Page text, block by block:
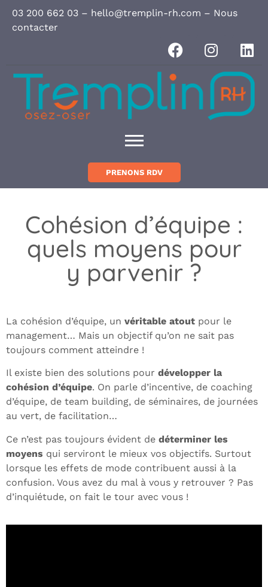
03 200 662 03 – hello@tremplin-rh.com – Nous
contacter
PRENONS RDV
Cohésion d’équipe :
quels moyens pour
y parvenir ?
La cohésion d’équipe, un véritable atout pour le
management… Mais un objectif qu’on ne sait pas
toujours comment atteindre !
Il existe bien des solutions pour développer la
cohésion d’équipe. On parle d’incentive, de coaching
d’équipe, de team building, de séminaires, de journées
au vert, de facilitation…
Ce n’est pas toujours évident de déterminer les
moyens qui serviront le mieux vos objectifs. Surtout
lorsque les effets de mode contribuent aussi à la
confusion. Vous avez du mal à vous y retrouver ? Pas
d’inquiétude, on fait le tour avec vous !
Panneau de gestion des cookies